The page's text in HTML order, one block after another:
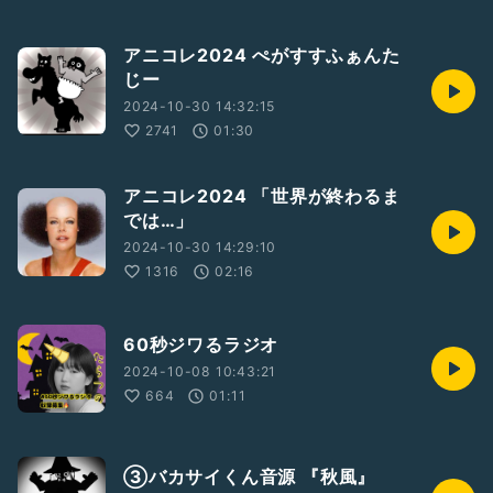
アニコレ2024 ぺがすすふぁんた
じー
2024-10-30 14:32:15
2741
01:30
アニコレ2024 「世界が終わるま
では…」
2024-10-30 14:29:10
1316
02:16
60秒ジワるラジオ
2024-10-08 10:43:21
664
01:11
③バカサイくん音源 『秋風』